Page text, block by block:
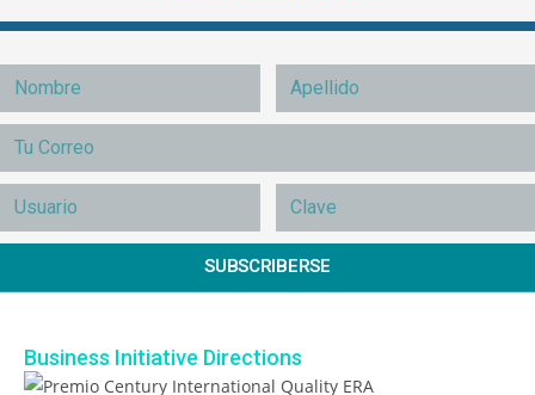
SUBSCRIBERSE
Business Initiative Directions